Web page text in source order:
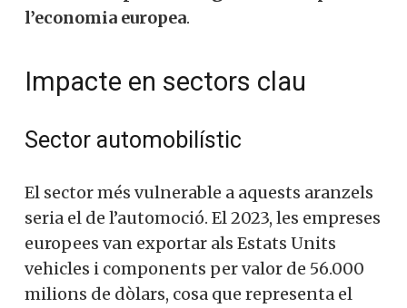
l’economia europea.
Impacte en sectors clau
Sector automobilístic
El sector més vulnerable a aquests aranzels
seria el de l’automoció. El 2023, les empreses
europees van exportar als Estats Units
vehicles i components per valor de 56.000
milions de dòlars, cosa que representa el